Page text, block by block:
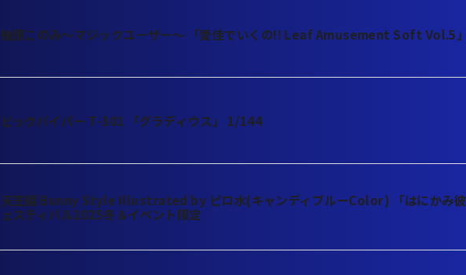
柚原このみ～マジックユーザー～ 「愛佳でいくの!! Leaf Amusement Soft Vol.5
ビックバイパー T-301 「グラディウス」 1/144
天笠綴 Bunny Style Illustrated by ピロ水(キャンディブルーColor) 「はにかみ彼
ェスティバル2025冬＆イベント限定